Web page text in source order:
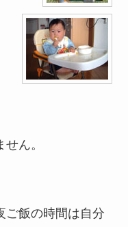
ん。
ご飯の時間は自分